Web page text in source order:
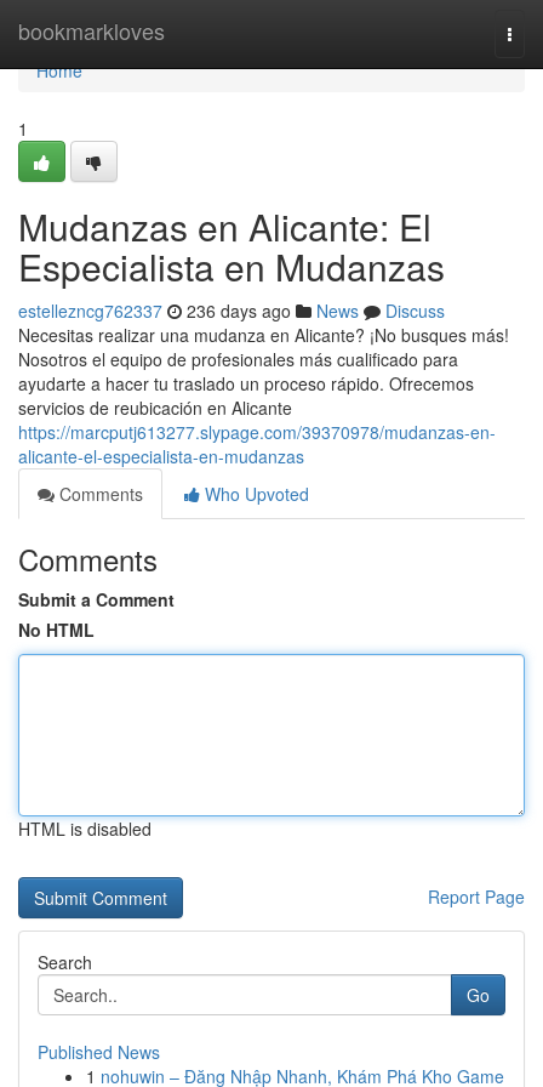
bookmarkloves
Home
Home
1
Mudanzas en Alicante: El
Especialista en Mudanzas
estellezncg762337 236 days ago News
Discuss
Necesitas realizar una mudanza en Alicante? ¡No busques más!
Nosotros el equipo de profesionales más cualificado para
ayudarte a hacer tu traslado un proceso rápido. Ofrecemos
servicios de reubicación en Alicante
https://marcputj613277.slypage.com/39370978/mudanzas-en-
alicante-el-especialista-en-mudanzas
Comments
Who Upvoted
Comments
Submit a Comment
No HTML
HTML is disabled
Report Page
Search
Go
Published News
1 nohuwin – Đăng Nhập Nhanh, Khám Phá Kho Game